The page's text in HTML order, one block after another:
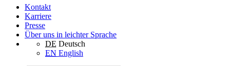
Kontakt
Karriere
Presse
Über uns in leichter Sprache
DE Deutsch
EN English